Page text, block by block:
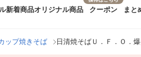
新着商品オリジナル商品 クーポン まと
ップ焼きそば 日清焼そばＵ．Ｆ．Ｏ．